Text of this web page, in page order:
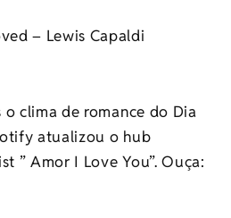
– Lewis Capaldi
clima de romance do Dia
atualizou o hub
” Amor I Love You”. Ouça: